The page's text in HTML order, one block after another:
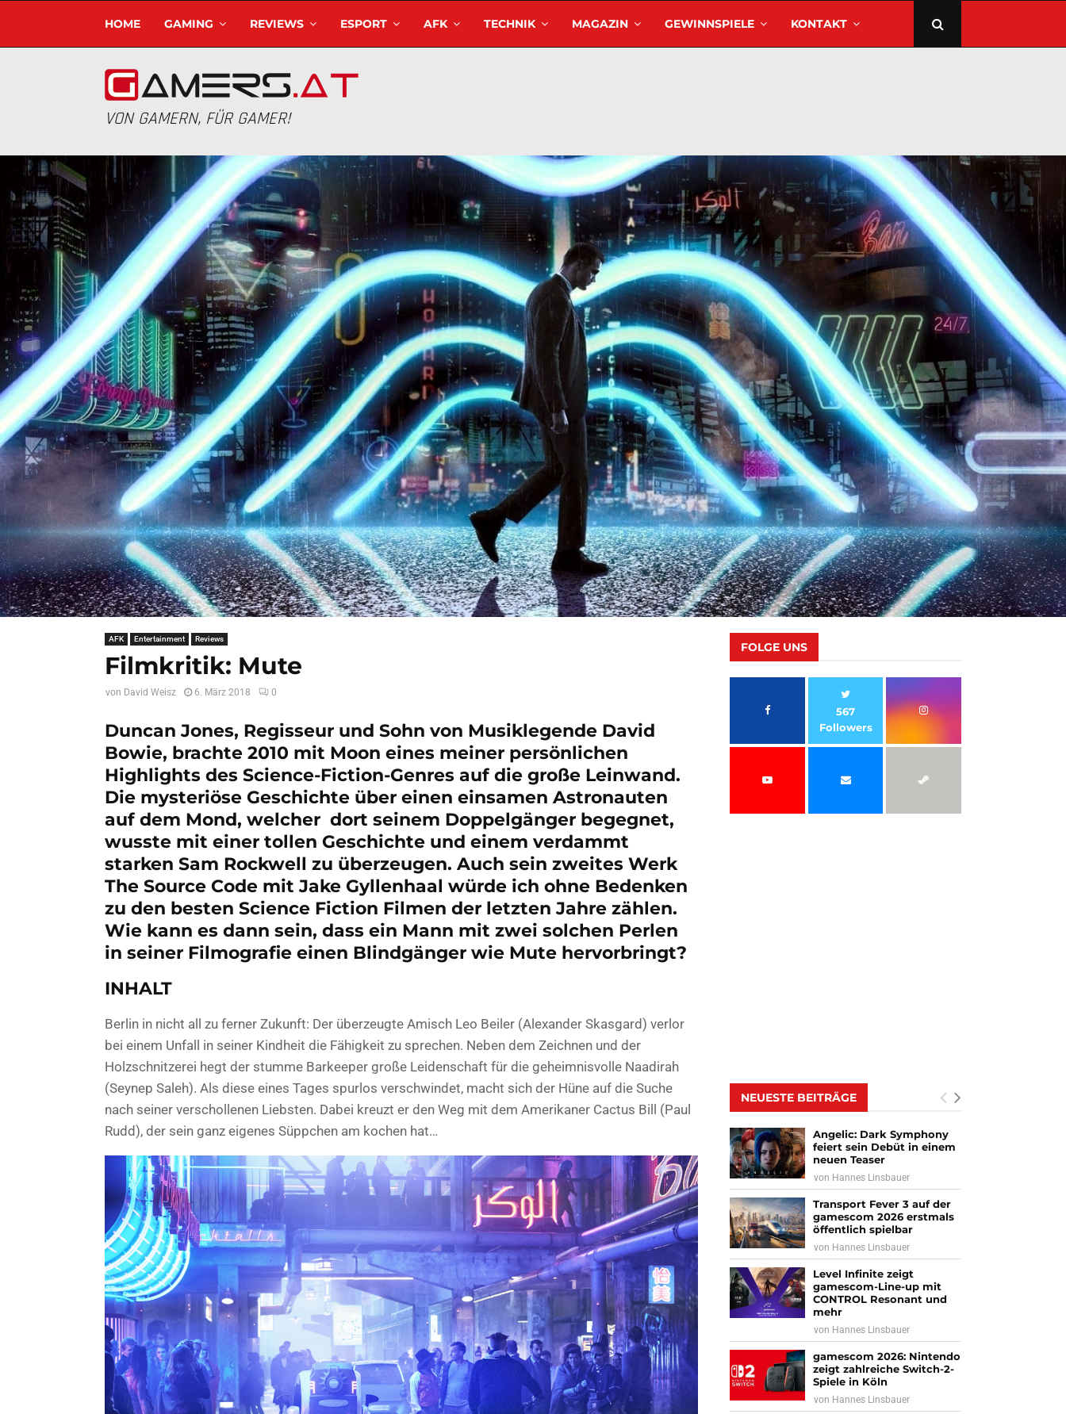
HOME GAMING REVIEWS ESPORT AFK TECHNIK MAGAZIN GEWINNSPIELE KONTAKT
VON GAMERN, FÜR GAMER!
AFK Entertainment Reviews
Filmkritik: Mute
von David Weisz 6. März 2018 0
Duncan Jones, Regisseur und Sohn von Musiklegende David
Bowie, brachte 2010 mit Moon eines meiner persönlichen
Highlights des Science-Fiction-Genres auf die große Leinwand.
Die mysteriöse Geschichte über einen einsamen Astronauten
auf dem Mond, welcher dort seinem Doppelgänger begegnet,
wusste mit einer tollen Geschichte und einem verdammt
starken Sam Rockwell zu überzeugen. Auch sein zweites Werk
The Source Code mit Jake Gyllenhaal würde ich ohne Bedenken
zu den besten Science Fiction Filmen der letzten Jahre zählen.
Wie kann es dann sein, dass ein Mann mit zwei solchen Perlen
in seiner Filmografie einen Blindgänger wie Mute hervorbringt?
INHALT
Berlin in nicht all zu ferner Zukunft: Der überzeugte Amisch Leo Beiler (Alexander Skasgard) verlor
bei einem Unfall in seiner Kindheit die Fähigkeit zu sprechen. Neben dem Zeichnen und der
Holzschnitzerei hegt der stumme Barkeeper große Leidenschaft für die geheimnisvolle Naadirah
(Seynep Saleh). Als diese eines Tages spurlos verschwindet, macht sich der Hüne auf die Suche
nach seiner verschollenen Liebsten. Dabei kreuzt er den Weg mit dem Amerikaner Cactus Bill (Paul
Rudd), der sein ganz eigenes Süppchen am kochen hat…
FOLGE UNS
567
Followers
NEUESTE BEITRÄGE
Angelic: Dark Symphony
feiert sein Debüt in einem
neuen Teaser
von Hannes Linsbauer
Transport Fever 3 auf der
gamescom 2026 erstmals
öffentlich spielbar
von Hannes Linsbauer
Level Infinite zeigt
gamescom-Line-up mit
CONTROL Resonant und
mehr
von Hannes Linsbauer
gamescom 2026: Nintendo
zeigt zahlreiche Switch-2-
Spiele in Köln
von Hannes Linsbauer